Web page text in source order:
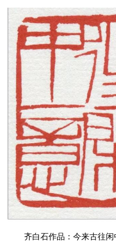
齐白石作品：今来古往